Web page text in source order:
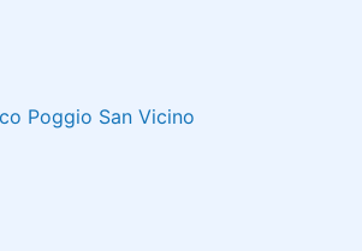
Poggio San Vicino